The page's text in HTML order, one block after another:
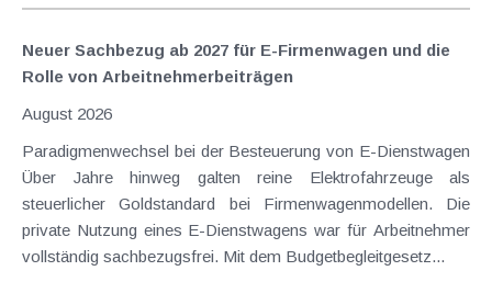
Neuer Sachbezug ab 2027 für E-Firmenwagen und die
Rolle von Arbeitnehmer​­beiträgen
August 2026
Paradigmenwechsel bei der Besteuerung von E-Dienstwagen
Über Jahre hinweg galten reine Elektrofahrzeuge als
steuerlicher Goldstandard bei Firmenwagenmodellen. Die
private Nutzung eines E-Dienstwagens war für Arbeitnehmer
vollständig sachbezugsfrei. Mit dem Budgetbegleitgesetz...